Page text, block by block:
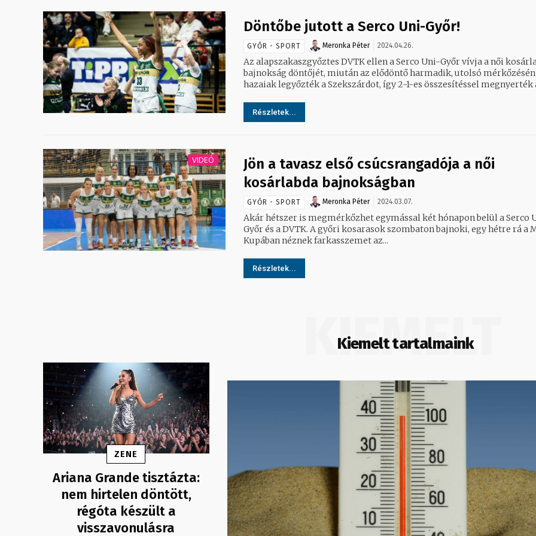
Döntőbe jutott a Serco Uni-Győr!
GYŐR - SPORT Meronka Péter 2024.04.26.
Az alapszakaszgyőztes DVTK ellen a Serco Uni-Győr vívja a női
bajnokság döntőjét, miután az elődöntő harmadik, utolsó mérkőzésén
hazaiak legyőzték a Szekszárdot, így 2-1-es összesítéssel megnyerték
Részletek...
VIDEÓ
Jön a tavasz első csúcsrangadója a női
kosárlabda bajnokságban
GYŐR - SPORT Meronka Péter 2024.03.07.
Akár hétszer is megmérkőzhet egymással két hónapon belül a Serco
Győr és a DVTK. A győri kosarasok szombaton bajnoki, egy hétre rá a
Kupában néznek farkasszemet az...
Részletek...
Kiemelt tartalmaink
KIEMELT
ZENE
Ariana Grande tisztázta:
nem hirtelen döntött,
régóta készült a
visszavonulásra